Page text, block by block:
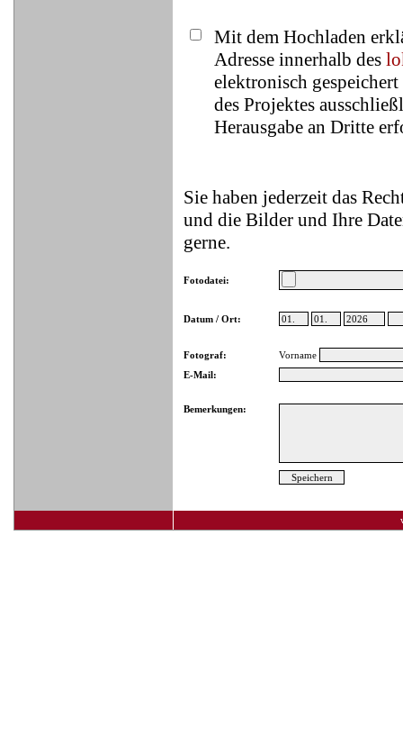
Mit dem Hochladen
Adresse innerhalb des
elektronisch
des Projektes
Herausgabe an Dritte
Sie haben jederzeit das
und die Bilder und Ihre
gerne.
Fotodatei:
Datum / Ort:
Fotograf:
Vorname
E-Mail:
Bemerkungen: